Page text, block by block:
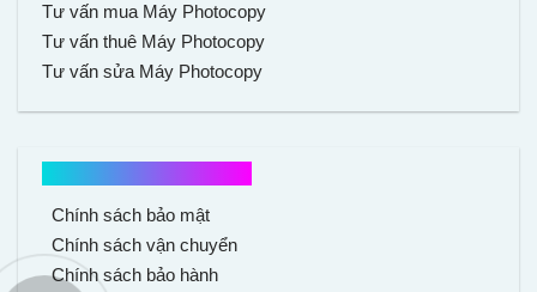
Tư vấn mua Máy Photocopy
Tư vấn thuê Máy Photocopy
Tư vấn sửa Máy Photocopy
Chính sách bảo mật
Chính sách vận chuyển
Chính sách bảo hành